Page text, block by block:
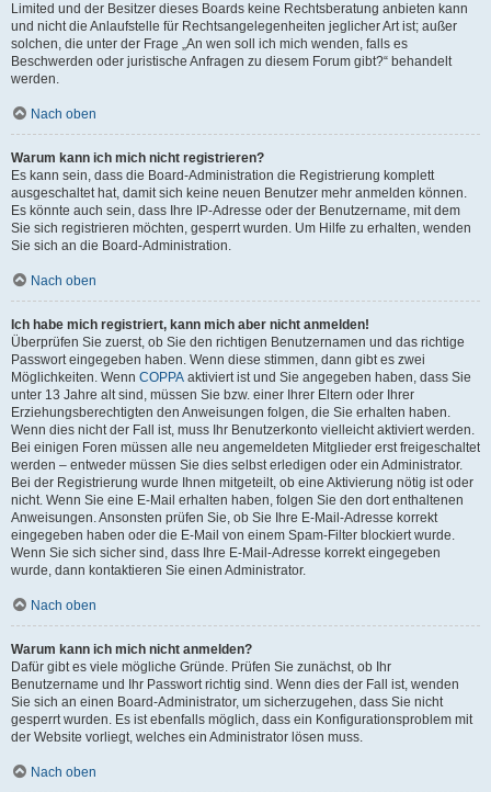
Limited und der Besitzer dieses Boards keine Rechtsberatung anbieten kann
und nicht die Anlaufstelle für Rechtsangelegenheiten jeglicher Art ist; außer
solchen, die unter der Frage „An wen soll ich mich wenden, falls es
Beschwerden oder juristische Anfragen zu diesem Forum gibt?“ behandelt
werden.
Nach oben
Warum kann ich mich nicht registrieren?
Es kann sein, dass die Board-Administration die Registrierung komplett
ausgeschaltet hat, damit sich keine neuen Benutzer mehr anmelden können.
Es könnte auch sein, dass Ihre IP-Adresse oder der Benutzername, mit dem
Sie sich registrieren möchten, gesperrt wurden. Um Hilfe zu erhalten, wenden
Sie sich an die Board-Administration.
Nach oben
Ich habe mich registriert, kann mich aber nicht anmelden!
Überprüfen Sie zuerst, ob Sie den richtigen Benutzernamen und das richtige
Passwort eingegeben haben. Wenn diese stimmen, dann gibt es zwei
Möglichkeiten. Wenn COPPA aktiviert ist und Sie angegeben haben, dass Sie
unter 13 Jahre alt sind, müssen Sie bzw. einer Ihrer Eltern oder Ihrer
Erziehungsberechtigten den Anweisungen folgen, die Sie erhalten haben.
Wenn dies nicht der Fall ist, muss Ihr Benutzerkonto vielleicht aktiviert werden.
Bei einigen Foren müssen alle neu angemeldeten Mitglieder erst freigeschaltet
werden – entweder müssen Sie dies selbst erledigen oder ein Administrator.
Bei der Registrierung wurde Ihnen mitgeteilt, ob eine Aktivierung nötig ist oder
nicht. Wenn Sie eine E-Mail erhalten haben, folgen Sie den dort enthaltenen
Anweisungen. Ansonsten prüfen Sie, ob Sie Ihre E-Mail-Adresse korrekt
eingegeben haben oder die E-Mail von einem Spam-Filter blockiert wurde.
Wenn Sie sich sicher sind, dass Ihre E-Mail-Adresse korrekt eingegeben
wurde, dann kontaktieren Sie einen Administrator.
Nach oben
Warum kann ich mich nicht anmelden?
Dafür gibt es viele mögliche Gründe. Prüfen Sie zunächst, ob Ihr
Benutzername und Ihr Passwort richtig sind. Wenn dies der Fall ist, wenden
Sie sich an einen Board-Administrator, um sicherzugehen, dass Sie nicht
gesperrt wurden. Es ist ebenfalls möglich, dass ein Konfigurationsproblem mit
der Website vorliegt, welches ein Administrator lösen muss.
Nach oben